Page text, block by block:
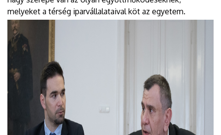
melyeket a térség iparvállalataival köt az egyetem.